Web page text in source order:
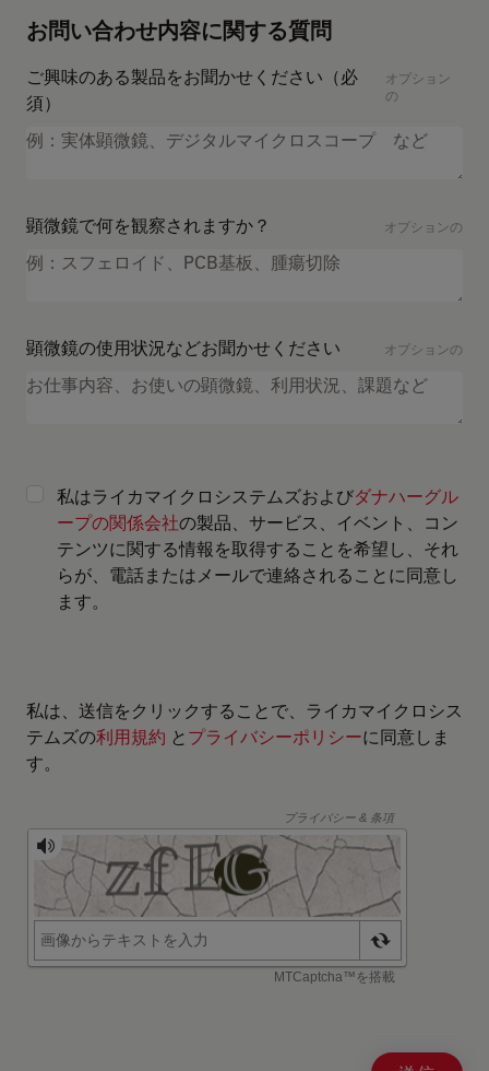
お問い合わせ内容に関する質問
ご興味のある製品をお聞かせください（必
須）
オプション
の
顕微鏡で何を観察されますか？ オプションの
顕微鏡の使用状況などお聞かせください オプションの
私はライカマイクロシステムズおよびダナハーグル
ープの関係会社の製品、サービス、イベント、コン
テンツに関する情報を取得することを希望し、それ
らが、電話またはメールで連絡されることに同意し
ます。
私は、送信をクリックすることで、ライカマイクロシス
テムズの利用規約 と プライバシーポリシーに同意しま
す。